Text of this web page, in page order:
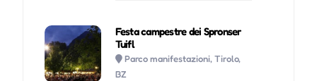
Festa campestre dei Spronser
Tuifl
Parco manifestazioni, Tirolo,
BZ